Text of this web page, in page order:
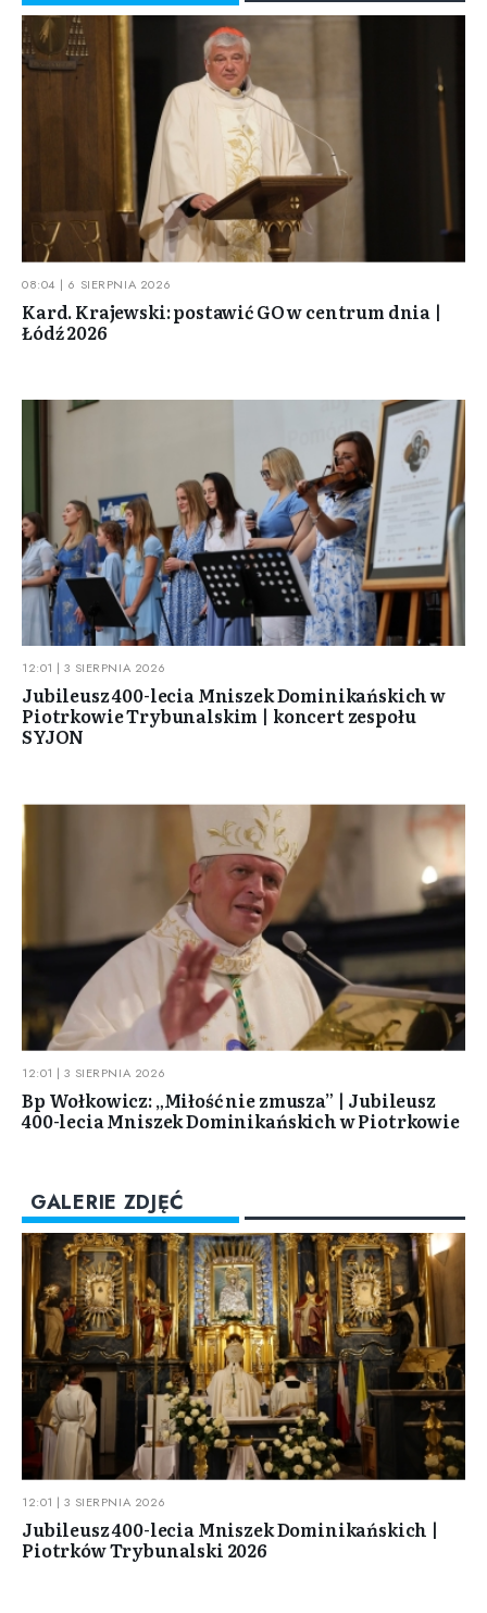
08:04 | 6 SIERPNIA 2026
Kard. Krajewski: postawić GO w centrum dnia |
Łódź 2026
12:01 | 3 SIERPNIA 2026
Jubileusz 400-lecia Mniszek Dominikańskich w
Piotrkowie Trybunalskim | koncert zespołu
SYJON
12:01 | 3 SIERPNIA 2026
Bp Wołkowicz: „Miłość nie zmusza” | Jubileusz
400-lecia Mniszek Dominikańskich w Piotrkowie
GALERIE ZDJĘĆ
12:01 | 3 SIERPNIA 2026
Jubileusz 400-lecia Mniszek Dominikańskich |
Piotrków Trybunalski 2026